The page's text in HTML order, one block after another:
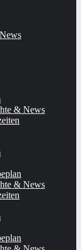
& News
& News